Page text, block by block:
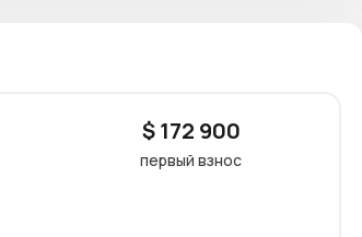
$ 172 900
первый взнос